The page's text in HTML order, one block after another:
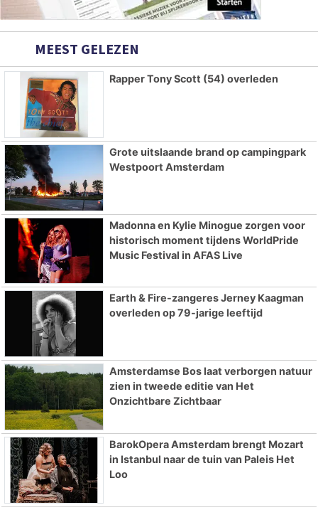
MEEST GELEZEN
Rapper Tony Scott (54) overleden
Grote uitslaande brand op campingpark
Westpoort Amsterdam
Madonna en Kylie Minogue zorgen voor
historisch moment tijdens WorldPride
Music Festival in AFAS Live
Earth & Fire-zangeres Jerney Kaagman
overleden op 79-jarige leeftijd
Amsterdamse Bos laat verborgen natuur
zien in tweede editie van Het
Onzichtbare Zichtbaar
BarokOpera Amsterdam brengt Mozart
in Istanbul naar de tuin van Paleis Het
Loo